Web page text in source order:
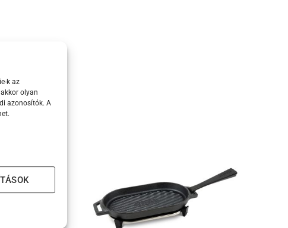
k az
olyan
azonosítók. A